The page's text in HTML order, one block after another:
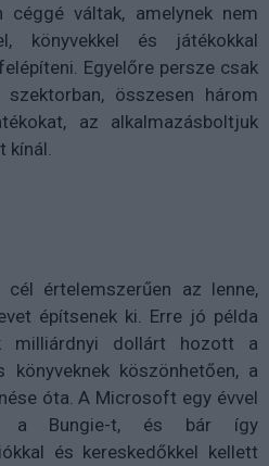
céggé váltak, amelynek nem
könyvekkel és játékokkal
Egyelőre persze csak
összesen három
az alkalmazásboltjuk
kínál.
értelemszerűen az lenne,
építsenek ki. Erre jó példa
dollárt hozott a
könyveknek köszönhetően, a
óta. A Microsoft egy évvel
a Bungie-t, és bár így
és kereskedőkkel kellett